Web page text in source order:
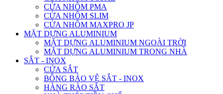
CỬA NHÔM PMA
CỬA NHÔM SLIM
CỬA NHÔM MAXPRO JP
MẶT DỰNG ALUMINIUM
MẶT DỰNG ALUMINIUM NGOÀI TRỜI
MẶT DỰNG ALUMINIUM TRONG NHÀ
SẮT - INOX
CỬA SẮT
BÔNG BẢO VỆ SẮT - INOX
HÀNG RÀO SẮT